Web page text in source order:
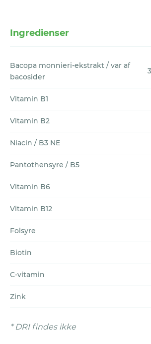
ophørt. Alle tomme pakker,
skal returneres til Vitaliv for egen
Hvorfor vil vi gerne have de
at vores garanti tager 180 dage.
kan mærke en forbedring med
kosttilskud, skal du tage dem i
periode. Som regel varer den
mellem 3-6 måneder, men for
personer kan det måske endda
længere tid.
For at fremsætte et krav:
Sørg for, at du har fulgt alle
(RMA) nummer med e-mail,
produktabonnement bliver
Ingredienser
Bacopa monnieri-ekstrakt / var af
bacosider
Vitamin B1
Vitamin B2
Niacin / B3 NE
Pantothensyre / B5
Vitamin B6
Vitamin B12
Folsyre
Biotin
C-vitamin
Zink
* DRI findes ikke